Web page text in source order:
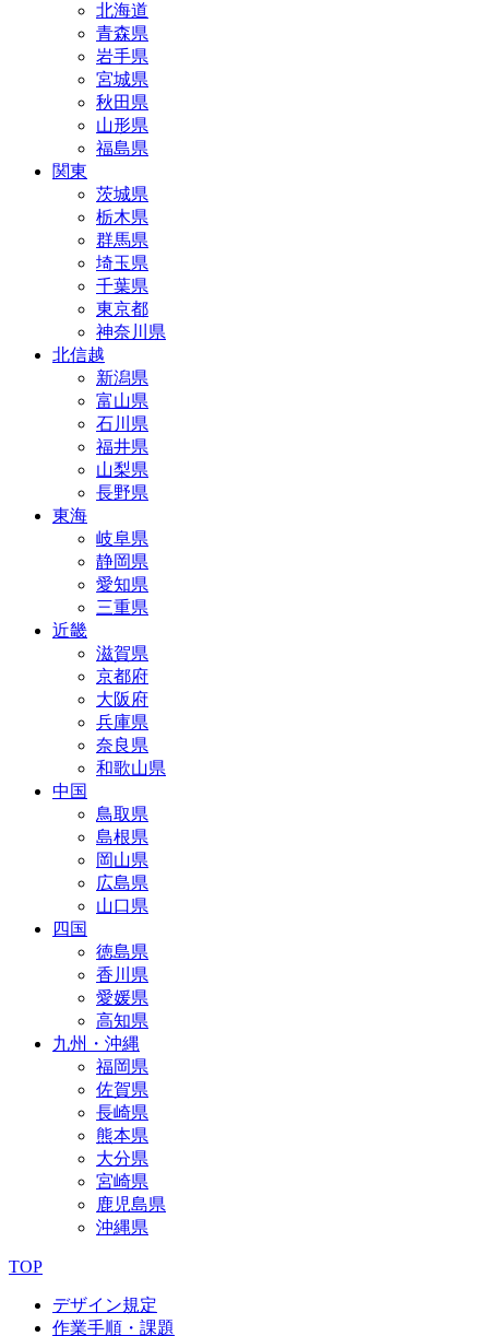
北海道
青森県
岩手県
宮城県
秋田県
山形県
福島県
関東
茨城県
栃木県
群馬県
埼玉県
千葉県
東京都
神奈川県
北信越
新潟県
富山県
石川県
福井県
山梨県
長野県
東海
岐阜県
静岡県
愛知県
三重県
近畿
滋賀県
京都府
大阪府
兵庫県
奈良県
和歌山県
中国
鳥取県
島根県
岡山県
広島県
山口県
四国
徳島県
香川県
愛媛県
高知県
九州・沖縄
福岡県
佐賀県
長崎県
熊本県
大分県
宮崎県
鹿児島県
沖縄県
TOP
デザイン規定
作業手順・課題